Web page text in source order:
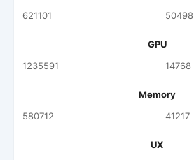
621101
50498
GPU
1235591
14768
Memory
580712
41217
UX